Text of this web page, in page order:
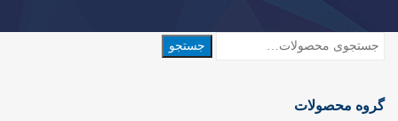
جستجو
گروه محصولات